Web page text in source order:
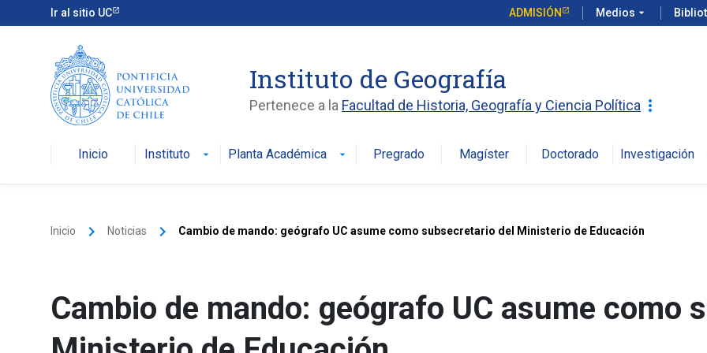
Ir al sitio UC ADMISIÓN Medios arrow_drop_down
Instituto de Geografía
Pertenece a la Facultad de Historia, Geografía y Ciencia Política more_vert
Inicio Instituto arrow_drop_down Planta Académica arrow_drop_down Pregrado Magíster Doctorado Investigación
Inicio keyboard_arrow_right Noticias keyboard_arrow_right Cambio de mando: geógrafo UC asume como subsecretario del Ministerio de Educación
Cambio de mando: geógrafo UC asume como